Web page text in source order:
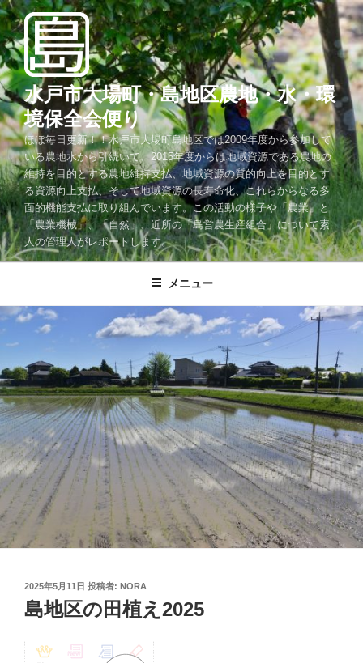
コ
ン
テ
ン
ツ
へ
ス
キ
ッ
プ
水戸市大場町・島地区農地・水・環
境保全会便り
ほぼ毎日更新！！水戸市大場町島地区では2009年度から参加して
いる農地水から引続いて、2015年度からは地域資源である農地の
維持を目的とする農地維持支払、地域資源の質的向上を目的とす
る資源向上支払、そして地域資源の長寿命化、これらからなる多
面的機能支払に取り組んでいます。この活動の様子や「農業」と
「農業機械」、「自然」、近所の「島営農生産組合」について素
人の管理人がレポートします。
メニュー
投
稿
日:
2025年5月11日 投稿者: NORA
島地区の田植え2025